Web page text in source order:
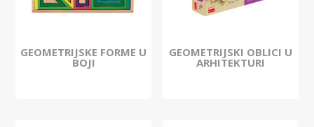
GEOMETRIJSKE FORME U
BOJI
GEOMETRIJSKI OBLICI U
ARHITEKTURI